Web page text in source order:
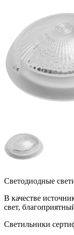
Светодиодные
В качестве
свет,
Светильники